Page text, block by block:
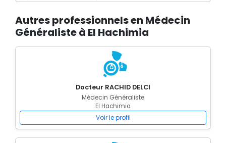
Autres professionnels en Médecin
Généraliste à El Hachimia
Docteur RACHID DELCI
Médecin Généraliste
El Hachimia
Voir le profil